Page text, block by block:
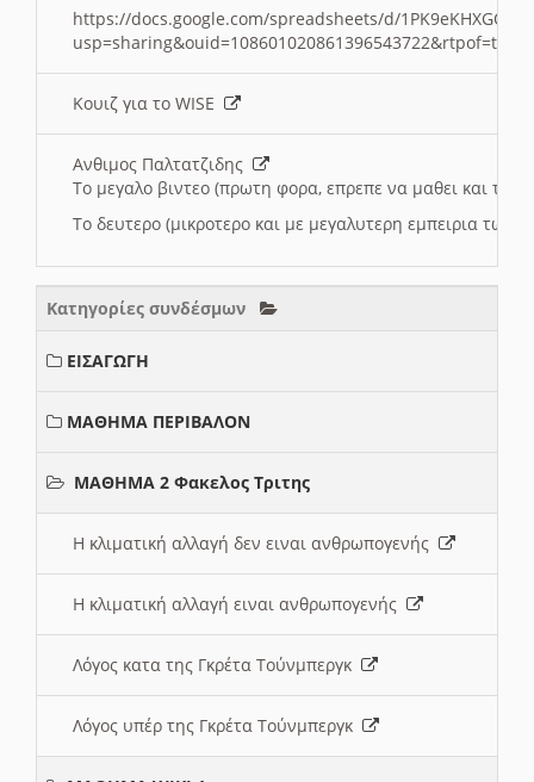
https://docs.google.com/spreadsheets/d/
Κουιζ για το WISE
Ανθιμος Παλτατζιδης
Το μεγαλο βιντεο (πρωτη φορα, επρεπε να μαθει και το
Το δευτερο (μικροτερο και με μεγαλυτερη εμπειρια
Κατηγορίες συνδέσμων
ΕΙΣΑΓΩΓΗ
ΜΑΘΗΜΑ ΠΕΡΙΒΑΛΟΝ
ΜΑΘΗΜΑ 2 Φακελος Τριτης
Η κλιματική αλλαγή δεν ειναι ανθρωπογενής
Η κλιματική αλλαγή ειναι ανθρωπογενής
Λόγος κατα της Γκρέτα Τούνμπεργκ
Λόγος υπέρ της Γκρέτα Τούνμπεργκ